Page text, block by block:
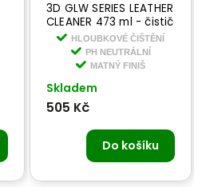
3D GLW SERIES LEATHER
CLEANER 473 ml - čistič
na kůžiHLOUBKOVÉ ČIŠTĚNÍ
PH NEUTRÁLNÍ
MATNÝ FINIŠ
Skladem
505 Kč
Do košíku